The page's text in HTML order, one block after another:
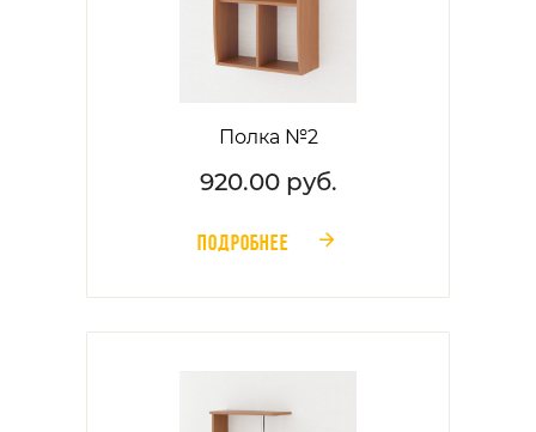
Полка №2
920.00 руб.
ПОДРОБНЕЕ 󰁔